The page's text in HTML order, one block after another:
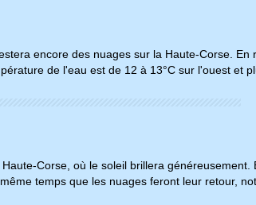
encore des nuages sur la Haute-Corse. En
de l'eau est de 12 à 13°C sur l'ouest et
Corse, où le soleil brillera généreusement.
temps que les nuages feront leur retour,